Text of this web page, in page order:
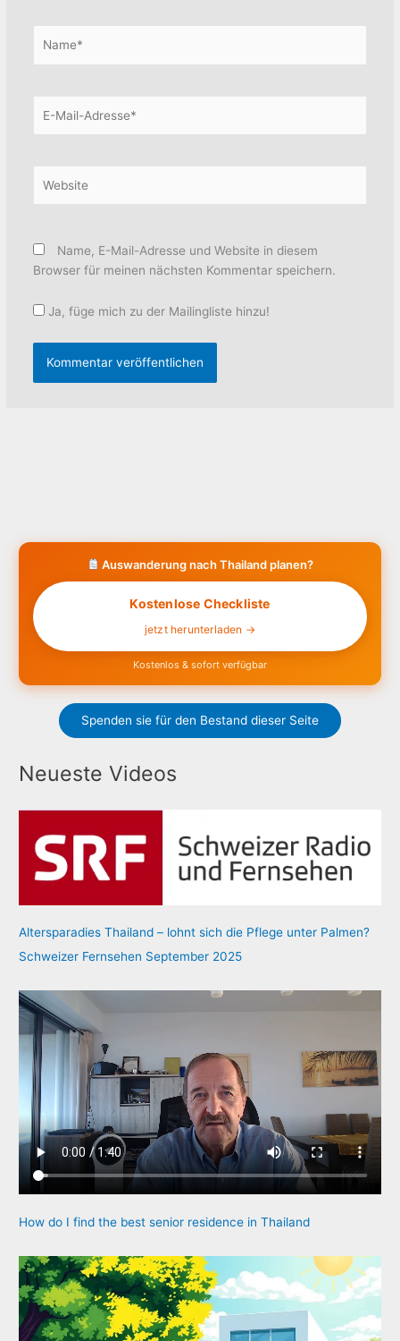
Mail-
Name, E-Mail-Adresse und Website in diesem
Browser für meinen nächsten Kommentar speichern.
Ja, füge mich zu der Mailingliste hinzu!
Auswanderung nach Thailand planen?
Kostenlose Checkliste
jetzt herunterladen →
Kostenlos & sofort verfügbar
Spenden sie für den Bestand dieser Seite
Neueste Videos
Altersparadies Thailand – lohnt sich die Pflege unter Palmen?
Schweizer Fernsehen September 2025
How do I find the best senior residence in Thailand